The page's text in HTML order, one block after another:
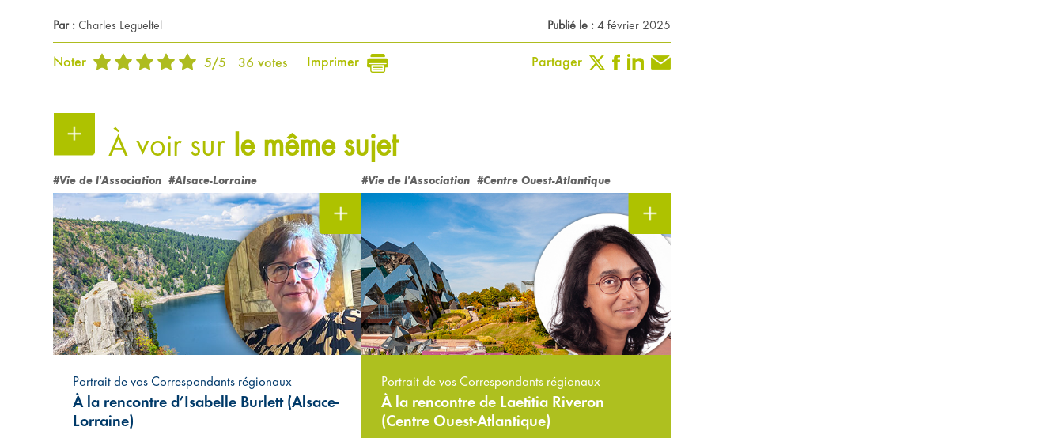
Par : Charles Legueltel Publié le : 4 février 2025
Noter 5/5 36 votes Imprimer Partager
À voir sur le même sujet
#Vie de l'Association #Alsace-Lorraine
Portrait de vos Correspondants régionaux
À la rencontre d’Isabelle Burlett (Alsace-
Lorraine)
#Vie de l'Association #Centre Ouest-Atlantique
Portrait de vos Correspondants régionaux
À la rencontre de Laetitia Riveron
(Centre Ouest-Atlantique)